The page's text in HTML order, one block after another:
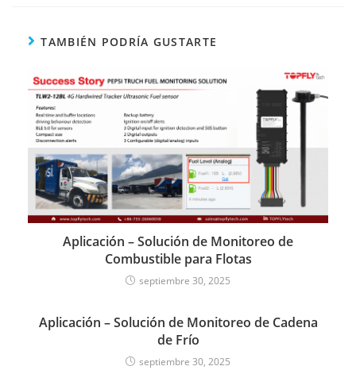
TAMBIÉN PODRÍA GUSTARTE
Aplicación – Solución de Monitoreo de
Combustible para Flotas
septiembre 30, 2025
Aplicación – Solución de Monitoreo de Cadena
de Frío
septiembre 30, 2025